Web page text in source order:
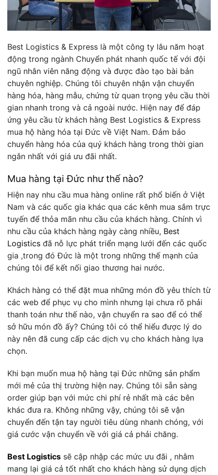
Best Logistics & Express là một công ty lâu năm hoạt
động trong ngành Chuyển phát nhanh quốc tế với đội
ngũ nhân viên năng động và được đào tạo bài bản
chuyên nghiệp. Chúng tôi chuyên nhận vận chuyển
hàng hóa, hàng mẫu, chứng từ quan trọng yêu cầu thời
gian nhanh trong và cả ngoài nước. Hiện nay để đáp
ứng yêu cầu từ khách hàng Best Logistics & Express
mua hộ hàng hóa tại Đức về Việt Nam. Đảm bảo
chuyển hàng hóa của quý khách hàng trong thời gian
ngắn nhất với giá ưu đãi nhất.
Mua hàng tại Đức như thế nào?
Hiện nay nhu cầu mua hàng online rất phổ biến ở Việt
Nam và các quốc gia khác qua các kênh mua sắm trực
tuyến để thỏa mãn nhu cầu của khách hàng. Chính vì
nhu cầu của khách hàng ngày càng nhiều, Best
Logistics đã nỗ lực phát triển mạng lưới đến các quốc
gia ,trong đó Đức là một trong những thế mạnh của
chúng tôi để kết nối giao thương hai nước.
Khách hàng có thể đặt mua những món đồ yêu thích từ
các web để phục vụ cho mình nhưng lại chưa rõ phải
thanh toán như thế nào, vận chuyển ra sao để có thể
sở hữu món đồ ấy? Chúng tôi có thể hiểu được lý do
này nên đã cung cấp các dịch vụ cho khách hàng lựa
chọn.
Khi bạn muốn mua hộ hàng tại Đức những sản phẩm
mới mẻ của thị trường hiện nay. Chúng tôi sẵn sàng
order giúp bạn với mức chi phí rẻ nhất mà các bên
khác đưa ra. Không những vậy, chúng tôi sẽ vận
chuyển đến tận tay người tiêu dùng nhanh chóng, với
giá cước vận chuyển về với giá cả phải chăng.
Best Logistics sẽ cập nhập các mức ưu đãi , nhằm
mang lại giá cả tốt nhất cho khách hàng sử dụng dịch